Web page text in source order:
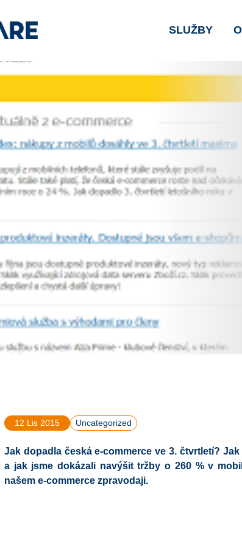
SLUŽBY
12 Lis 2015 Uncategorized
Jak dopadla česká e-commerce ve 3. čtvrtletí?
a jak jsme dokázali navýšit tržby o 260 %v
našem e-commerce zpravodaji.